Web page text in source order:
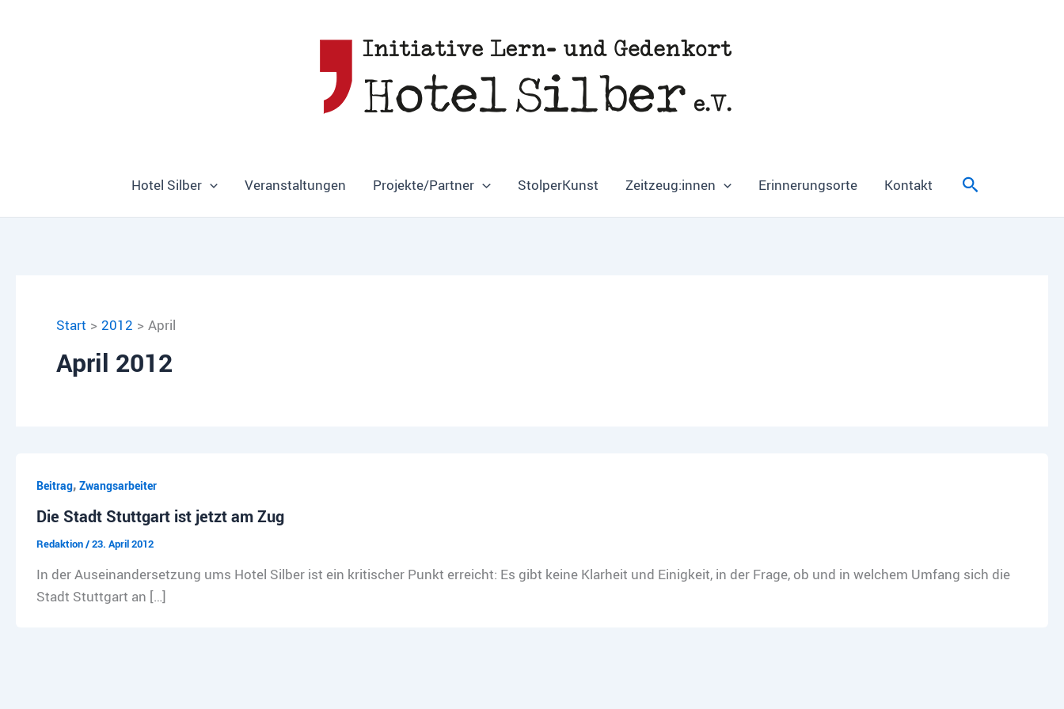
Hotel Silber Veranstaltungen Projekte/Partner StolperKunst Zeitzeug:innen Erinnerungsorte Kontakt Suchen
Start 2012 April
April 2012
Beitrag, Zwangsarbeiter
Die Stadt Stuttgart ist jetzt am Zug
Redaktion/23. April 2012
In der Auseinandersetzung ums Hotel Silber ist ein kritischer Punkt erreicht: Es gibt keine Klarheit und Einigkeit, in der Frage, ob und in welchem Umfang sich die
Stadt Stuttgart an […]